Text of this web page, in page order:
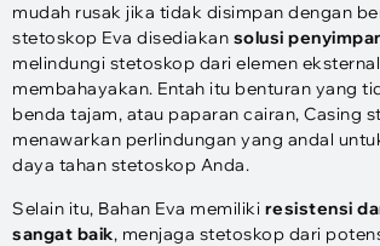
mudah rusak jika tidak disimpan dengan
stetoskop Eva disediakan solusi
melindungi stetoskop dari elemen
membahayakan. Entah itu benturan yang
benda tajam, atau paparan cairan, Casing
menawarkan perlindungan yang andal
daya tahan stetoskop Anda.
Selain itu, Bahan Eva memiliki resistensi
sangat baik, menjaga stetoskop dari